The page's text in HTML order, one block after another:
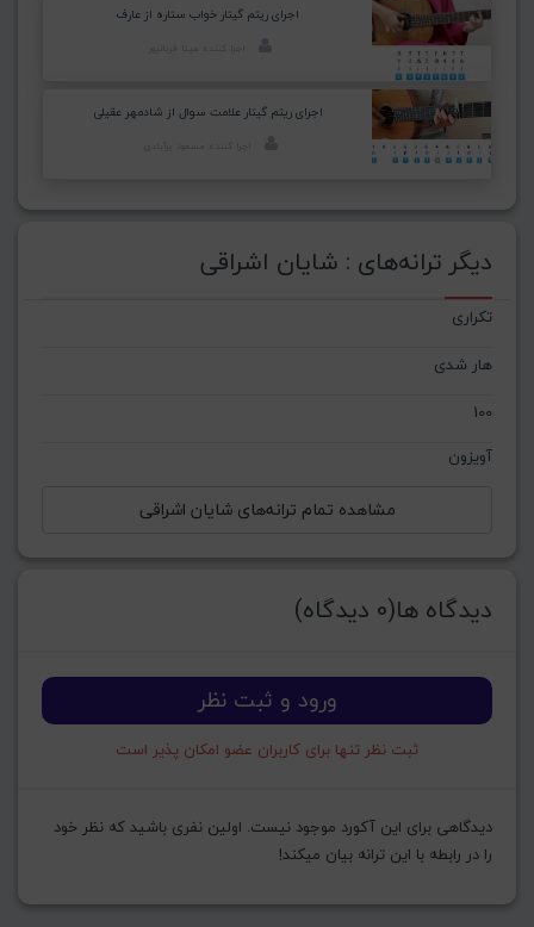
اجرای ریتم گیتار خواب ستاره از عارف
اجرای ریتم گیتار علامت سوال از شادمهر عقیلی
دیگر ترانه‌های : شایان اشراقی
تکراری
هار شدی
100
آویزون
مشاهده تمام ترانه‌های شایان اشراقی
دیدگاه ها(0 دیدگاه)
ورود و ثبت نظر
ثبت نظر تنها برای کاربران عضو امکان پذیر است
دیدگاهی برای این آکورد موجود نیست. اولین نفری باشید که نظر خود
را در رابطه با این ترانه بیان میکند!